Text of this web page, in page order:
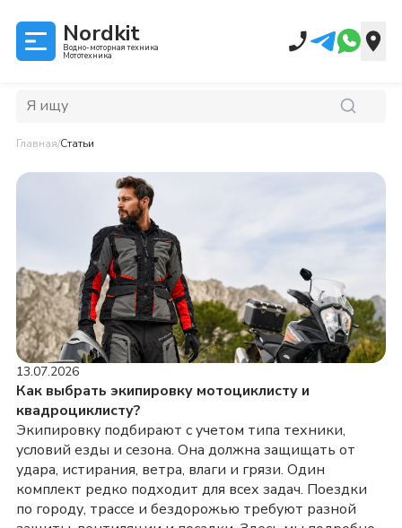
Nordkit
Водно-моторная техника
Мототехника
Главная/Статьи
13.07.2026
Как выбрать экипировку мотоциклисту и
квадроциклисту?
Экипировку подбирают с учетом типа техники,
условий езды и сезона. Она должна защищать от
удара, истирания, ветра, влаги и грязи. Один
комплект редко подходит для всех задач. Поездки
по городу, трассе и бездорожью требуют разной